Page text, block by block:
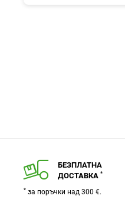
БЕЗПЛАТНА
ДОСТАВКА *
* за поръчки над 300 €.